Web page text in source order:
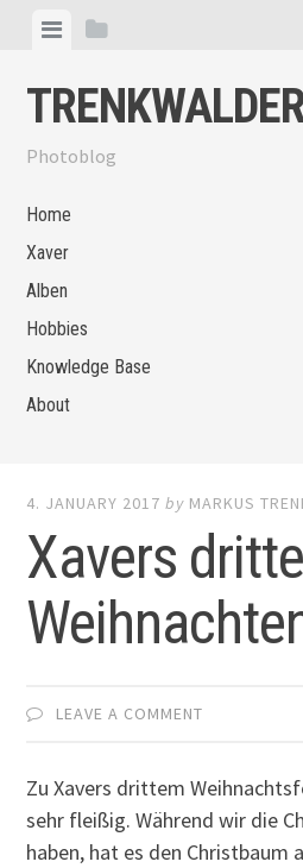
content
ViewView
Photoblog
Home
Xaver
Alben
Hobbies
Knowledge Base
About
4. JANUARY 2017 by MARKUS
Xavers
LEAVE A COMMENT
Zu Xavers drittem
sehr fleißig. Während wir die
haben, hat es den Christbaum